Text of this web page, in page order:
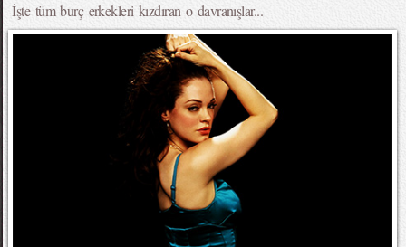
İşte tüm burç erkekleri kızdıran o davranışlar...